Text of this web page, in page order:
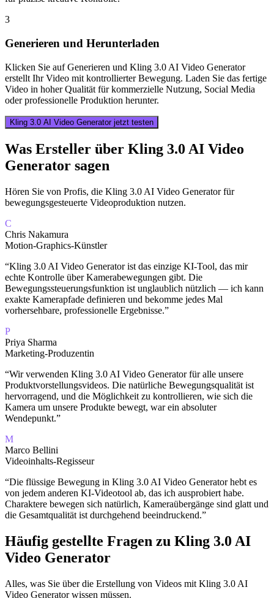
3
Generieren und Herunterladen
Klicken Sie auf Generieren und Kling 3.0 AI Video Generator
erstellt Ihr Video mit kontrollierter Bewegung. Laden Sie das fertige
Video in hoher Qualität für kommerzielle Nutzung, Social Media
oder professionelle Produktion herunter.
Kling 3.0 AI Video Generator jetzt testen
Was Ersteller über Kling 3.0 AI Video
Generator sagen
Hören Sie von Profis, die Kling 3.0 AI Video Generator für
bewegungsgesteuerte Videoproduktion nutzen.
C
Chris Nakamura
Motion-Graphics-Künstler
“Kling 3.0 AI Video Generator ist das einzige KI-Tool, das mir
echte Kontrolle über Kamerabewegungen gibt. Die
Bewegungssteuerungsfunktion ist unglaublich nützlich — ich kann
exakte Kamerapfade definieren und bekomme jedes Mal
vorhersehbare, professionelle Ergebnisse.”
P
Priya Sharma
Marketing-Produzentin
“Wir verwenden Kling 3.0 AI Video Generator für alle unsere
Produktvorstellungsvideos. Die natürliche Bewegungsqualität ist
hervorragend, und die Möglichkeit zu kontrollieren, wie sich die
Kamera um unsere Produkte bewegt, war ein absoluter
Wendepunkt.”
M
Marco Bellini
Videoinhalts-Regisseur
“Die flüssige Bewegung in Kling 3.0 AI Video Generator hebt es
von jedem anderen KI-Videotool ab, das ich ausprobiert habe.
Charaktere bewegen sich natürlich, Kameraübergänge sind glatt und
die Gesamtqualität ist durchgehend beeindruckend.”
Häufig gestellte Fragen zu Kling 3.0 AI
Video Generator
Alles, was Sie über die Erstellung von Videos mit Kling 3.0 AI
Video Generator wissen müssen.